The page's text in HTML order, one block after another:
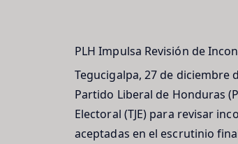
PLH Impulsa Revisión de
Tegucigalpa, 27 de diciembre
Partido Liberal de Honduras
Electoral (TJE) para revisar
aceptadas en el escrutinio